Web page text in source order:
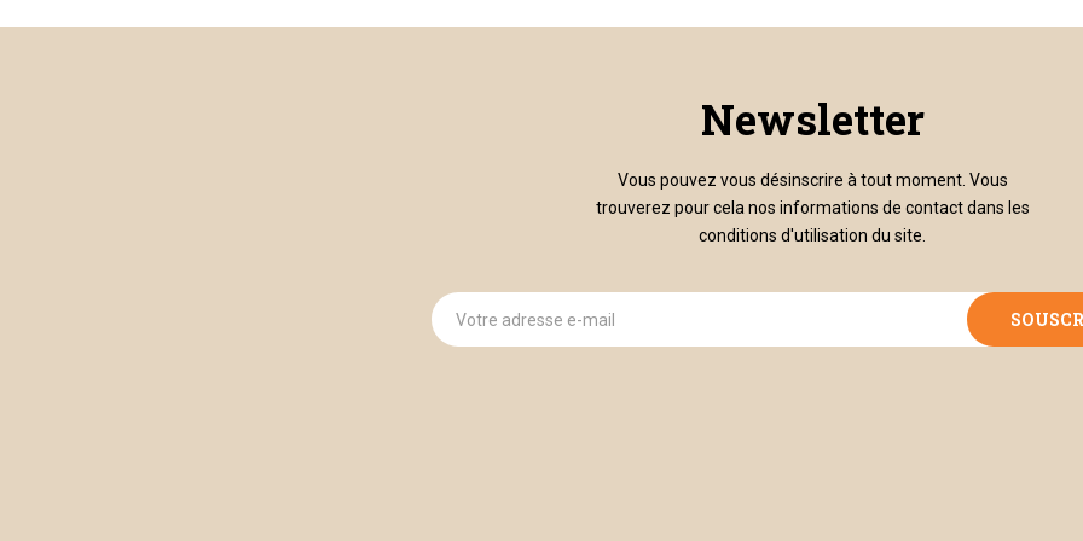
Newsletter
Vous pouvez vous désinscrire à tout moment. Vous
trouverez pour cela nos informations de contact dans les
conditions d'utilisation du site.